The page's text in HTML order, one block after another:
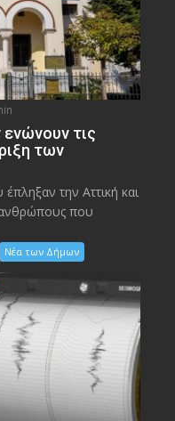
τις
των
την Αττική και
που
Νέα των Δήμων